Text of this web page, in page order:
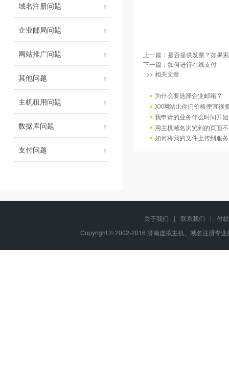
域名注册问题
企业邮局问题
网站推广问题
其他问题
主机租用问题
数据库问题
支付问题
上一篇： 是否提供发票？如果
下一篇： 如何进行在线支付
>> 相关文章
为什么要选择企业邮箱 ?
XX网站比你们价格便宜很
我申请的业务什么时间开
用主机域名浏览到的页面
如何将我的文件上传到服
关于我们 | 联系我们 |
付
Copyright © 2002-2016 济南虚拟主机、域名注册专